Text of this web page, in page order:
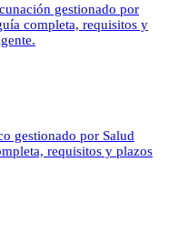
gestionado por
completa, requisitos y
gestionado por Salud
requisitos y plazos